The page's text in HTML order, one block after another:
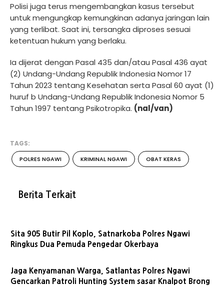
Polisi juga terus mengembangkan kasus tersebut
untuk mengungkap kemungkinan adanya jaringan lain
yang terlibat. Saat ini, tersangka diproses sesuai
ketentuan hukum yang berlaku.
Ia dijerat dengan Pasal 435 dan/atau Pasal 436 ayat
(2) Undang-Undang Republik Indonesia Nomor 17
Tahun 2023 tentang Kesehatan serta Pasal 60 ayat (1)
huruf b Undang-Undang Republik Indonesia Nomor 5
Tahun 1997 tentang Psikotropika. (nal/van)
TAGS:
POLRES NGAWI KRIMINAL NGAWI OBAT KERAS
Berita Terkait
Sita 905 Butir Pil Koplo, Satnarkoba Polres Ngawi
Ringkus Dua Pemuda Pengedar Okerbaya
Jaga Kenyamanan Warga, Satlantas Polres Ngawi
Gencarkan Patroli Hunting System sasar Knalpot Brong